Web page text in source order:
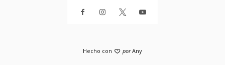
Hecho con porAny